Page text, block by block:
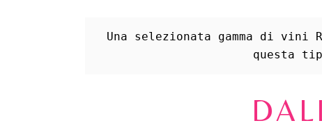
Una selezionata gamma di
questa